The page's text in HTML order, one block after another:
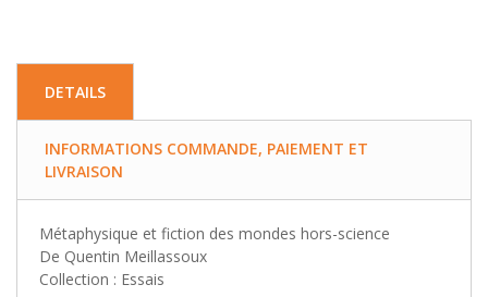
DETAILS
INFORMATIONS COMMANDE, PAIEMENT ET
LIVRAISON
Métaphysique et fiction des mondes hors-science
De Quentin Meillassoux
Collection : Essais